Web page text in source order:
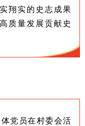
翔实的史志成果
质量发展贡献史
党员在村委会活